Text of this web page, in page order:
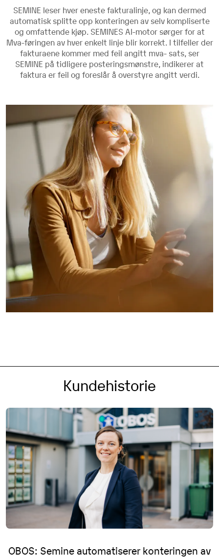
SEMINE leser hver eneste fakturalinje, og kan dermed
automatisk splitte opp konteringen av selv kompliserte
og omfattende kjøp. SEMINES AI-motor sørger for at
Mva-føringen av hver enkelt linje blir korrekt. I tilfeller der
fakturaene kommer med feil angitt mva- sats, ser
SEMINE på tidligere posteringsmønstre, indikerer at
faktura er feil og foreslår å overstyre angitt verdi.
Kundehistorie
OBOS: Semine automatiserer konteringen av